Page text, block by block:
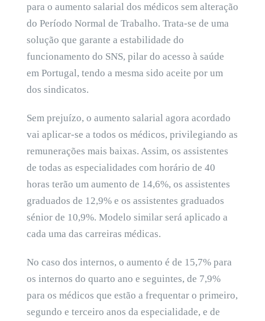
para o aumento salarial dos médicos sem alteração
do Período Normal de Trabalho. Trata-se de uma
solução que garante a estabilidade do
funcionamento do SNS, pilar do acesso à saúde
em Portugal, tendo a mesma sido aceite por um
dos sindicatos.
Sem prejuízo, o aumento salarial agora acordado
vai aplicar-se a todos os médicos, privilegiando as
remunerações mais baixas. Assim, os assistentes
de todas as especialidades com horário de 40
horas terão um aumento de 14,6%, os assistentes
graduados de 12,9% e os assistentes graduados
sénior de 10,9%. Modelo similar será aplicado a
cada uma das carreiras médicas.
No caso dos internos, o aumento é de 15,7% para
os internos do quarto ano e seguintes, de 7,9%
para os médicos que estão a frequentar o primeiro,
segundo e terceiro anos da especialidade, e de